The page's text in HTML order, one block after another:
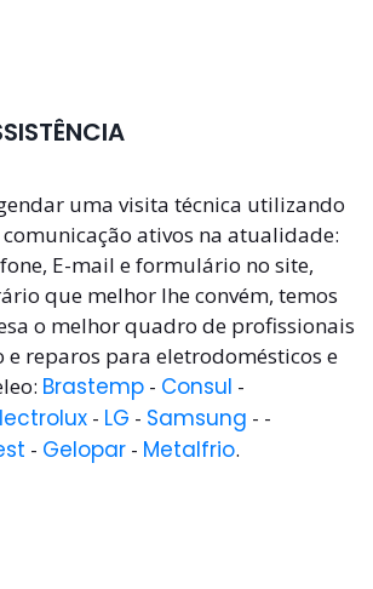
uma visita técnica utilizando
ativos na atualidade:
E-mail e formulário no site,
que melhor lhe convém, temos
o melhor quadro de profissionais
e reparos para eletrodomésticos e
Brastemp - Consul -
- LG - Samsung - -
- Gelopar - Metalfrio.